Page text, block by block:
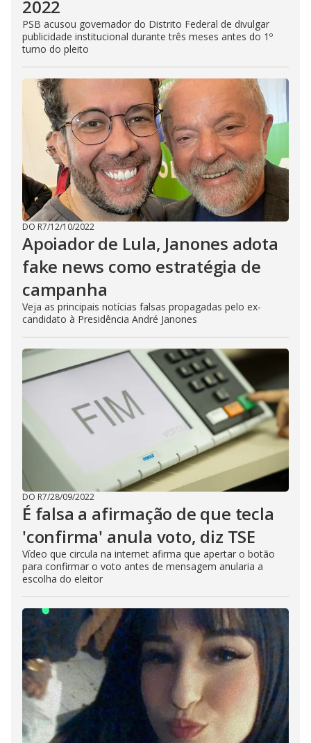
2022
PSB acusou governador do Distrito Federal de divulgar
publicidade institucional durante três meses antes do 1º
turno do pleito
DO R7/12/10/2022
Apoiador de Lula, Janones adota
fake news como estratégia de
campanha
Veja as principais notícias falsas propagadas pelo ex-
candidato à Presidência André Janones
DO R7/28/09/2022
É falsa a afirmação de que tecla
'confirma' anula voto, diz TSE
Vídeo que circula na internet afirma que apertar o botão
para confirmar o voto antes de mensagem anularia a
escolha do eleitor